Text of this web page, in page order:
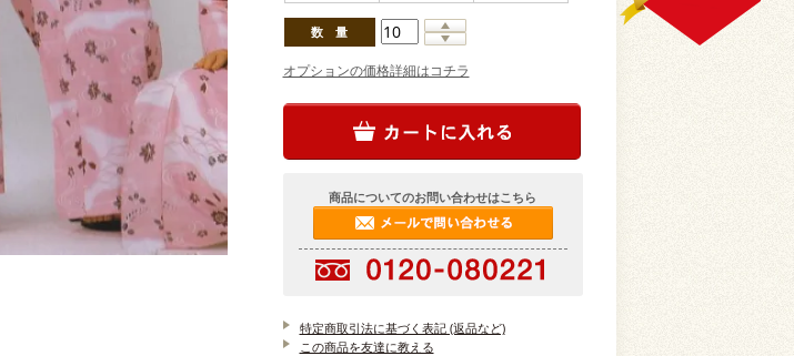
数量
オプションの価格詳細はコチラ
商品についてのお問い合わせはこちら
特定商取引法に基づく表記 (返品など)
この商品を友達に教える